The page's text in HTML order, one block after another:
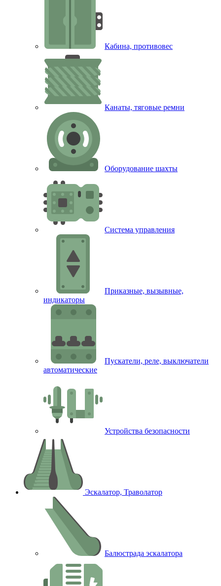
Кабина, противовес
Канаты, тяговые ремни
Оборудование шахты
Система управления
Приказные, вызывные,
индикаторы
Пускатели, реле, выключатели
автоматические
Устройства безопасности
Эскалатор, Траволатор
Балюстрада эскалатора